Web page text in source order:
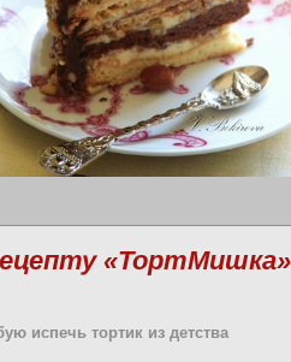
«ТортМишка»
испечь тортик из детства